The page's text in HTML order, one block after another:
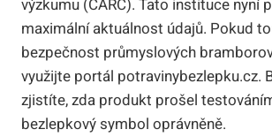
výzkumu (CARC). Tato instituce nyní
maximální aktuálnost údajů. Pokud
bezpečnost průmyslových
využijte portál potravinybezlepku.cz.
zjistíte, zda produkt prošel
bezlepkový symbol oprávněně.